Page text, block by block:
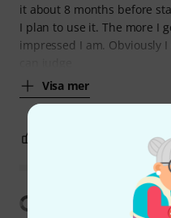
it about 8 months before
I plan to use it. The more I
impressed I am. Obviously
Visa mer
ANMÄL
Visa översättning